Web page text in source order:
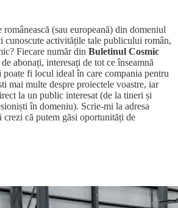
(sau europeană) din domeniul
cunoscute activitățile tale publicului român,
Fiecare număr din Buletinul Cosmic
abonați, interesați de tot ce înseamnă
poate fi locul ideal în care compania pentru
mai multe despre proiectele voastre, iar
la un public interesat (de la tineri și
în domeniu). Scrie-mi la adresa
crezi că putem găsi oportunități de